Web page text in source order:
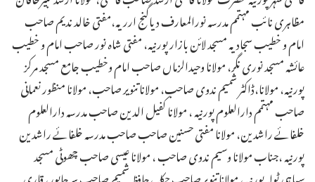
مظاہری نائب مہتمم مدرسہ نورالمعارف دیاگنج ارریہ،مفتی خالد ندیم صاحب
امام و خطیب سجادیہ مسجد لائن بازار پورنیہ، مفتی شاہ نور صاحب امام و خطیب
عائشہ مسجد نوری نگر، مولانا وحیدالزماں صاحب امام وخطیب جامع مسجد مرکز
پورنیہ، مولانا،ڈاکٹر شمیم ندوی صاحب، مولانا تنویر صاحب، مولانا منظور نعمانی
صاحب مہتمم دارالعلوم پورنیہ ، مولانا کفیل الدین صاحب مدرسہ دارالعلوم
خلفائے راشدین، مولانا مفتی حسنین صاحب صاحب مدرسہ خلفائے راشدین
پورنیہ ،جناب مولانا وسیم ندوی صاحب ، مولانا عیسی صاحب چھوٹی مسجد